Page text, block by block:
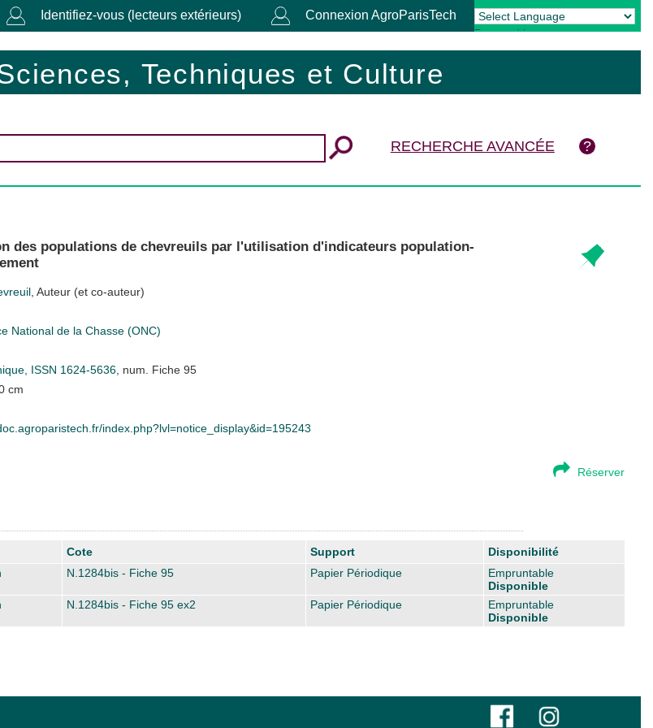
Identifiez-vous (lecteurs extérieurs) Connexion AgroParisTech
Powered by Translate
Techniques et Culture
RECHERCHE AVANCÉE
des populations de chevreuils par l'utilisation d'indicateurs population-
, Auteur (et co-auteur)
National de la Chasse (ONC)
ISSN 1624-5636, num. Fiche 95
cm
index.php?lvl=notice_display&id=195243
Réserver
Cote Support
Disponibilité
N.1284bis - Fiche 95 Papier Périodique
Empruntable
Disponible
N.1284bis - Fiche 95 ex2 Papier Périodique
Empruntable
Disponible